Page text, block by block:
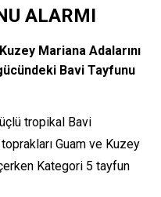
ALARMI
Mariana Adalarını
Bavi Tayfunu
tropikal Bavi
Guam ve Kuzey
Kategori 5 tayfun